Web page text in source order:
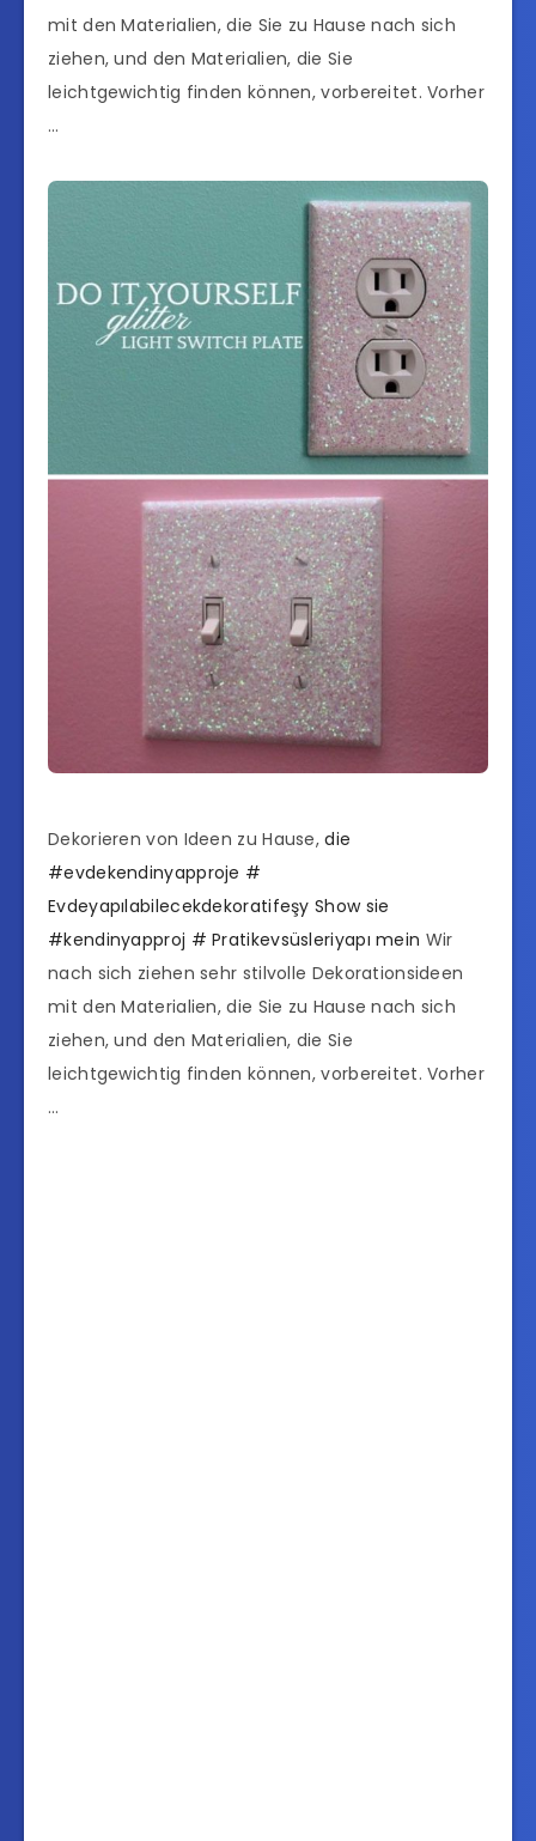
mit den Materialien, die Sie zu Hause nach sich
ziehen, und den Materialien, die Sie
leichtgewichtig finden können, vorbereitet. Vorher
…
Dekorieren von Ideen zu Hause,die
#evdekendinyapproje #
Evdeyapılabilecekdekoratifeşy Show sie
#kendinyapproj # Pratikevsüsleriyapı mein Wir
nach sich ziehen sehr stilvolle Dekorationsideen
mit den Materialien, die Sie zu Hause nach sich
ziehen, und den Materialien, die Sie
leichtgewichtig finden können, vorbereitet. Vorher
…